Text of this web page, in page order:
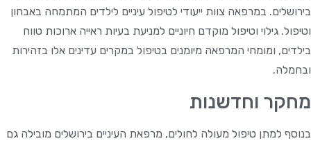
בירושלים. במרפאה צוות ייעודי לטיפול עיניים לילדים המתמחה באבחון
וטיפול. גילוי וטיפול מוקדם חיוניים למניעת בעיות ראייה ארוכות טווח
בילדים, ומומחי המרפאה מיומנים בטיפול במקרים עדינים אלו בזהירות
ובחמלה.
מחקר וחדשנות
בנוסף למתן טיפול מעולה לחולים, מרפאת העיניים בירושלים מובילה גם